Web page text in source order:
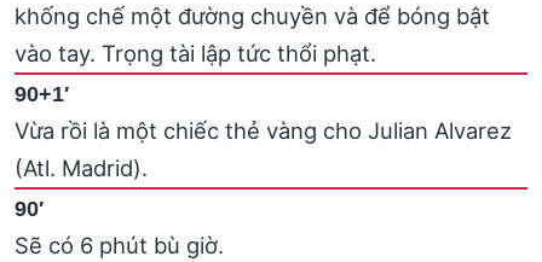
khống chế một đường chuyền và để bóng bật
vào tay. Trọng tài lập tức thổi phạt.
90+1′
Vừa rồi là một chiếc thẻ vàng cho Julian Alvarez
(Atl. Madrid).
90′
Sẽ có 6 phút bù giờ.